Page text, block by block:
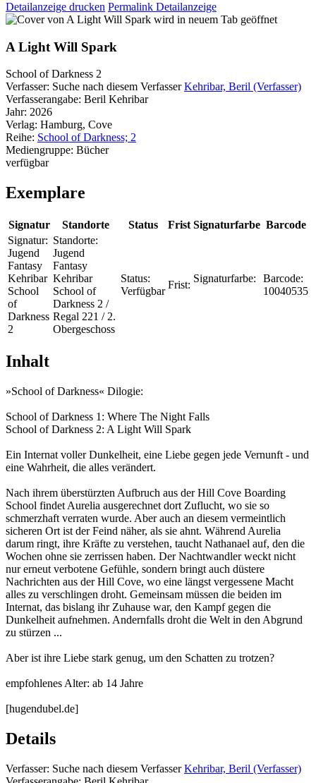
Detailanzeige drucken Permalink Detailanzeige
wird in neuem Tab geöffnet
A Light Will Spark
School of Darkness 2
Verfasser: Suche nach diesem Verfasser Kehribar, Beril (Verfasser)
Verfasserangabe: Beril Kehribar
Jahr: 2026
Verlag: Hamburg, Cove
Reihe: School of Darkness; 2
Mediengruppe: Bücher
verfügbar
Exemplare
Signatur Standorte Status Frist Signaturfarbe Barcode
Signatur:
Jugend
Fantasy
Kehribar
School
of
Darkness
2
Standorte:
Jugend
Fantasy
Kehribar
School of
Darkness 2 /
Regal 221 / 2.
Obergeschoss
Status:
Verfügbar
Frist:
Signaturfarbe:
Barcode:
10040535
Inhalt
»School of Darkness« Dilogie:
School of Darkness 1: Where The Night Falls
School of Darkness 2: A Light Will Spark
Ein Internat voller Dunkelheit, eine Liebe gegen jede Vernunft - und
eine Wahrheit, die alles verändert.
Nach ihrem überstürzten Aufbruch aus der Hill Cove Boarding
School findet Aurelia ausgerechnet dort Zuflucht, wo sie so
schmerzhaft verraten wurde. Aber auch an diesem vermeintlich
sicheren Ort ist der Feind näher, als sie ahnt. Während Aurelia
darum ringt, ihre Kräfte zu verstehen, taucht Nathanael auf, den die
Wochen ohne sie zerrissen haben. Der Nachtwandler weckt nicht
nur erneut verbotene Gefühle, sondern bringt auch düstere
Nachrichten aus der Hill Cove, wo eine längst vergessene Macht
alles zu verschlingen droht. Gemeinsam müssen die beiden im
Internat, das bislang ihr Zuhause war, den Kampf gegen die
Dunkelheit aufnehmen. Andernfalls droht die Welt in den Abgrund
zu stürzen ...
Aber ist ihre Liebe stark genug, um den Schatten zu trotzen?
empfohlenes Alter: ab 14 Jahre
[hugendubel.de]
Details
Verfasser: Suche nach diesem Verfasser Kehribar, Beril (Verfasser)